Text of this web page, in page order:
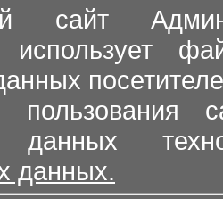
сайт
использует
пользования
данных
данных.